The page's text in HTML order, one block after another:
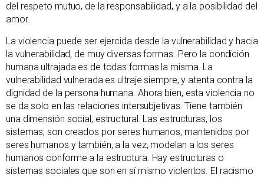
del respeto mutuo, de la responsabilidad, y a la posibilidad del
amor.
La violencia puede ser ejercida desde la vulnerabilidad y hacia
la vulnerabilidad, de muy diversas formas. Pero la condición
humana ultrajada es de todas formas la misma. La
vulnerabilidad vulnerada es ultraje siempre, y atenta contra la
dignidad de la persona humana. Ahora bien, esta violencia no
se da solo en las relaciones intersubjetivas. Tiene también
una dimensión social, estructural. Las estructuras, los
sistemas, son creados por seres humanos, mantenidos por
seres humanos y también, a la vez, modelan a los seres
humanos conforme a la estructura. Hay estructuras o
sistemas sociales que son en sí mismo violentos. El racismo